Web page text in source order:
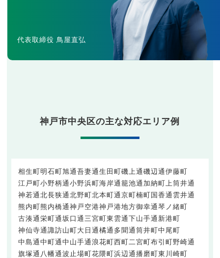
代表取締役 鳥屋直弘
神戸市中央区の主な対応エリア例
相生町明石町旭通吾妻通生田町磯上通磯辺通伊藤町
江戸町小野柄通小野浜町海岸通籠池通 加納町 上筒井通
神若通北長狭通北野町北本町通京町楠町国香通 雲井通
熊内町熊内橋通神戸空港神戸港地方御幸通琴ノ緒町
古湊通栄町通坂口通 三宮町東雲通下山手通 新港町
神仙寺通諏訪山町大日通橘通 多聞通筒井町中尾町
中島通中町通中山手通浪花町西町二宮町布引町野崎通
旗塚通 八幡通波止場町花隈町浜辺通播磨町東川崎町